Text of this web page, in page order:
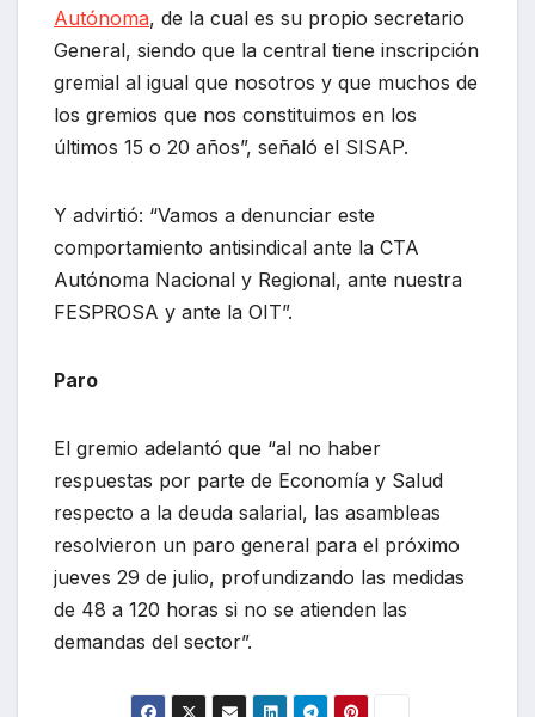
Autónoma, de la cual es su propio secretario
General, siendo que la central tiene inscripción
gremial al igual que nosotros y que muchos de
los gremios que nos constituimos en los
últimos 15 o 20 años”, señaló el SISAP.
Y advirtió: “Vamos a denunciar este
comportamiento antisindical ante la CTA
Autónoma Nacional y Regional, ante nuestra
FESPROSA y ante la OIT”.
Paro
El gremio adelantó que “al no haber
respuestas por parte de Economía y Salud
respecto a la deuda salarial, las asambleas
resolvieron un paro general para el próximo
jueves 29 de julio, profundizando las medidas
de 48 a 120 horas si no se atienden las
demandas del sector”.